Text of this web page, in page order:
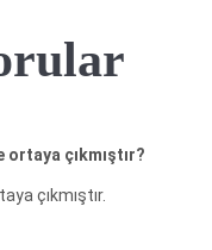
çıkmıştır?
çıkmıştır.